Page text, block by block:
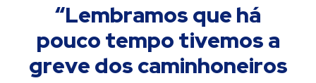
“Lembramos que há
pouco tempo tivemos a
greve dos caminhoneiros